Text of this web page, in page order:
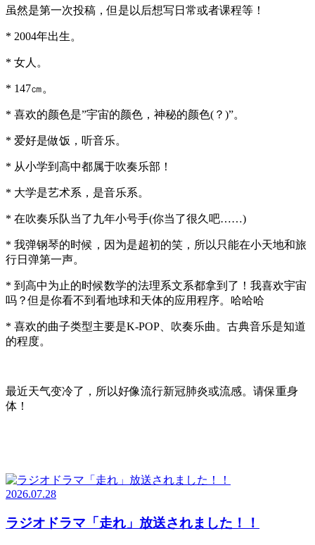
虽然是第一次投稿，但是以后想写日常或者课程等！
* 2004年出生。
* 女人。
* 147㎝。
* 喜欢的颜色是”宇宙的颜色，神秘的颜色(？)”。
* 爱好是做饭，听音乐。
* 从小学到高中都属于吹奏乐部！
* 大学是艺术系，是音乐系。
* 在吹奏乐队当了九年小号手(你当了很久吧……)
* 我弹钢琴的时候，因为是超初的笑，所以只能在小天地和旅
行日弹第一声。
* 到高中为止的时候数学的法理系文系都拿到了！我喜欢宇宙
吗？但是你看不到看地球和天体的应用程序。哈哈哈
* 喜欢的曲子类型主要是K-POP、吹奏乐曲。古典音乐是知道
的程度。
最近天气变冷了，所以好像流行新冠肺炎或流感。请保重身
体！
2026.07.28
ラジオドラマ「走れ」放送されました！！